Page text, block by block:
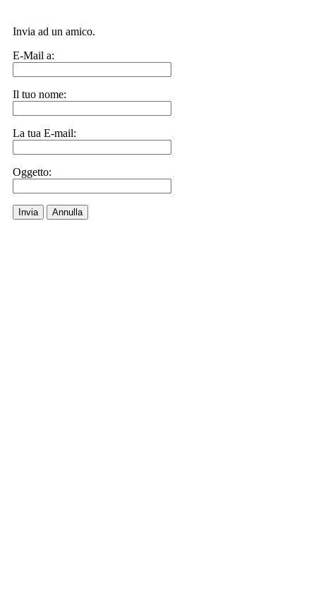
Invia ad un amico.
E-Mail a:
Il tuo nome:
La tua E-mail:
Oggetto:
Invia Annulla